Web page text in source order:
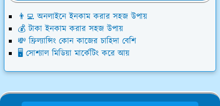
👨‍💻 অনলাইনে ইনকাম করার সহজ উপায়
💰 টাকা ইনকাম করার সহজ উপায়
💸 ফ্রিল্যান্সিং কোন কাজের চাহিদা বেশি
🖥️ সোশ্যাল মিডিয়া মার্কেটিং করে আয়